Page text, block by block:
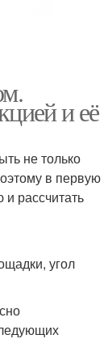
и её
не только
в первую
рассчитать
угол